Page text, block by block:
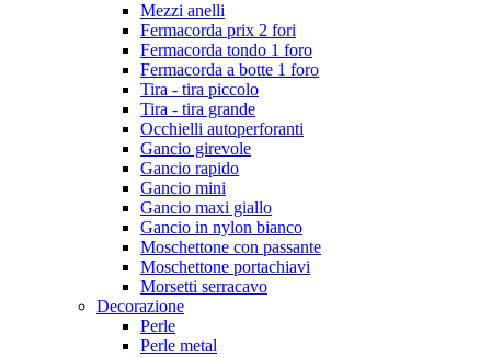
Mezzi anelli
Fermacorda prix 2 fori
Fermacorda tondo 1 foro
Fermacorda a botte 1 foro
Tira - tira piccolo
Tira - tira grande
Occhielli autoperforanti
Gancio girevole
Gancio rapido
Gancio mini
Gancio maxi giallo
Gancio in nylon bianco
Moschettone con passante
Moschettone portachiavi
Morsetti serracavo
Decorazione
Perle
Perle metal